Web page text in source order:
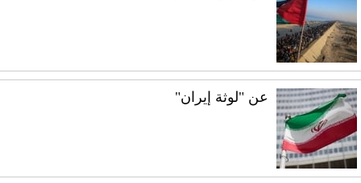
عن "لوثة إيران"